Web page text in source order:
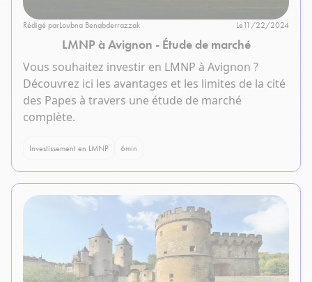
Rédigé parLoubna Benabderrazzak Le11/22/2024
LMNP à Avignon - Étude de marché
Vous souhaitez investir en LMNP à Avignon ?
Découvrez ici les avantages et les limites de la cité
des Papes à travers une étude de marché
complète.
Investissement en LMNP 6min